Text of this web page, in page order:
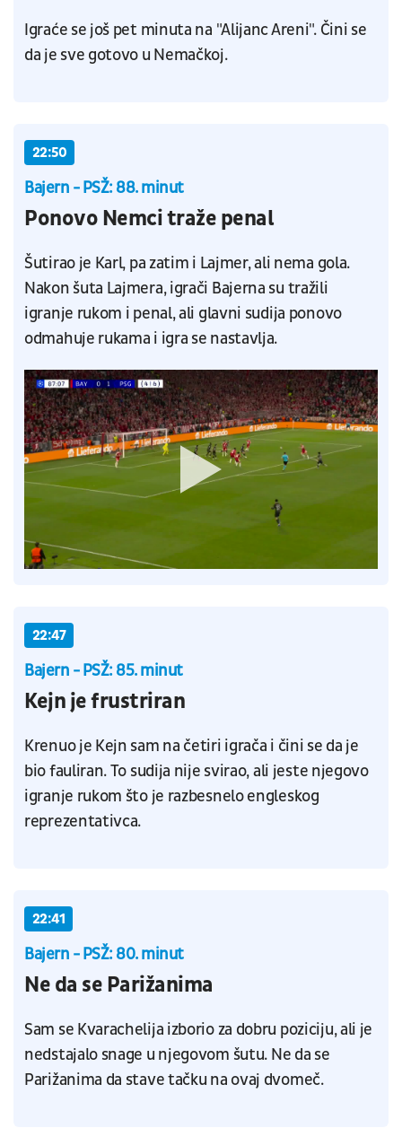
Igraće se još pet minuta na "Alijanc Areni". Čini se
da je sve gotovo u Nemačkoj.
22:50
Bajern - PSŽ: 88. minut
Ponovo Nemci traže penal
Šutirao je Karl, pa zatim i Lajmer, ali nema gola.
Nakon šuta Lajmera, igrači Bajerna su tražili
igranje rukom i penal, ali glavni sudija ponovo
odmahuje rukama i igra se nastavlja.
22:47
Bajern - PSŽ: 85. minut
Kejn je frustriran
Krenuo je Kejn sam na četiri igrača i čini se da je
bio fauliran. To sudija nije svirao, ali jeste njegovo
igranje rukom što je razbesnelo engleskog
reprezentativca.
22:41
Bajern - PSŽ: 80. minut
Ne da se Parižanima
Sam se Kvarachelija izborio za dobru poziciju, ali je
nedstajalo snage u njegovom šutu. Ne da se
Parižanima da stave tačku na ovaj dvomeč.